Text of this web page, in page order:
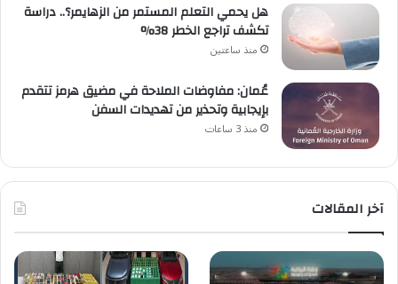
هل يحمي التعلم المستمر من الزهايمر؟.. دراسة
تكشف تراجع الخطر 38%
منذ ساعتين
عُمان: مفاوضات الملاحة في مضيق هرمز تتقدم
بإيجابية وتحذير من تهديدات السفن
منذ 3 ساعات
آخر المقالات